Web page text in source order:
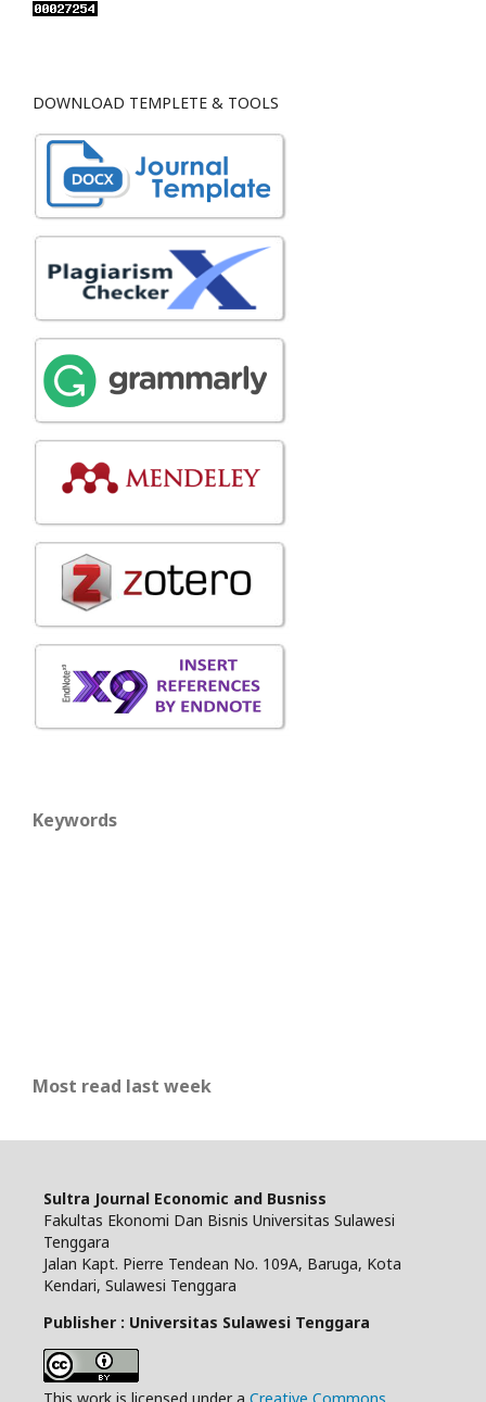
DOWNLOAD TEMPLETE & TOOLS
Keywords
Most read last week
Sultra Journal Economic and Busniss
Fakultas Ekonomi Dan Bisnis Universitas Sulawesi
Tenggara
Jalan Kapt. Pierre Tendean No. 109A, Baruga, Kota
Kendari, Sulawesi Tenggara
Publisher : Universitas Sulawesi Tenggara